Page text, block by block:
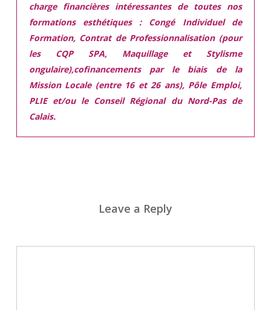
charge financières intéressantes de toutes nos
formations esthétiques :Congé Individuel de
Formation, Contrat de Professionnalisation (pour
les CQP SPA, Maquillage et Stylisme
ongulaire),cofinancements par le biais de la
Mission Locale (entre 16 et 26 ans), Pôle Emploi,
PLIE et/ou le Conseil Régional du Nord-Pas de
Calais.
Leave a Reply